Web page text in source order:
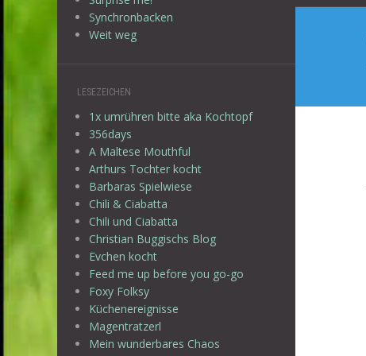
Synchronbacken
Weit weg
LESEZEICHEN
1x umrühren bitte aka Kochtopf
356days
A Maltese Mouthful
Arthurs Tochter kocht
Barbaras Spielwiese
Chili & Ciabatta
Chili und Ciabatta
Christian Buggischs Blog
Evchen kocht
Feed me up before you go-go
Foxy Folksy
Küchenereignisse
Magentratzerl
Mein wunderbares Chaos